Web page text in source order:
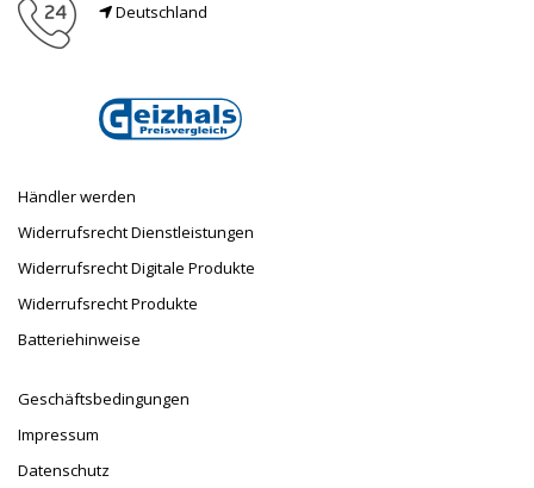
Deutschland
Händler werden
Widerrufsrecht Dienstleistungen
Widerrufsrecht Digitale Produkte
Widerrufsrecht Produkte
Batteriehinweise
Geschäftsbedingungen
Impressum
Datenschutz